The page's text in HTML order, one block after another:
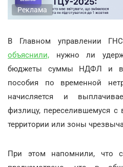
Реклама
В Главном управлении
объяснили, нужно ли
бюджеты суммы НДФЛ и
пособия по временной
начисляется и
физлицу, переселившемуся с
территории или зоны
При этом напомнили, что